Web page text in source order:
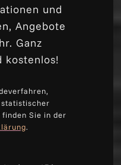
und
Angebote
Ganz
kostenlos!
Sie in der
.